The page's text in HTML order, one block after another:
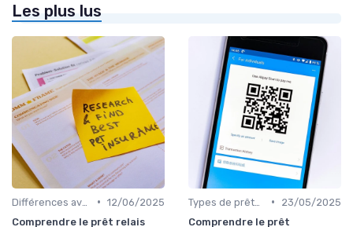
Les plus lus
• 12/06/2025
Comprendre le prêt relais
•
23/05/2025
Comprendre le prêt